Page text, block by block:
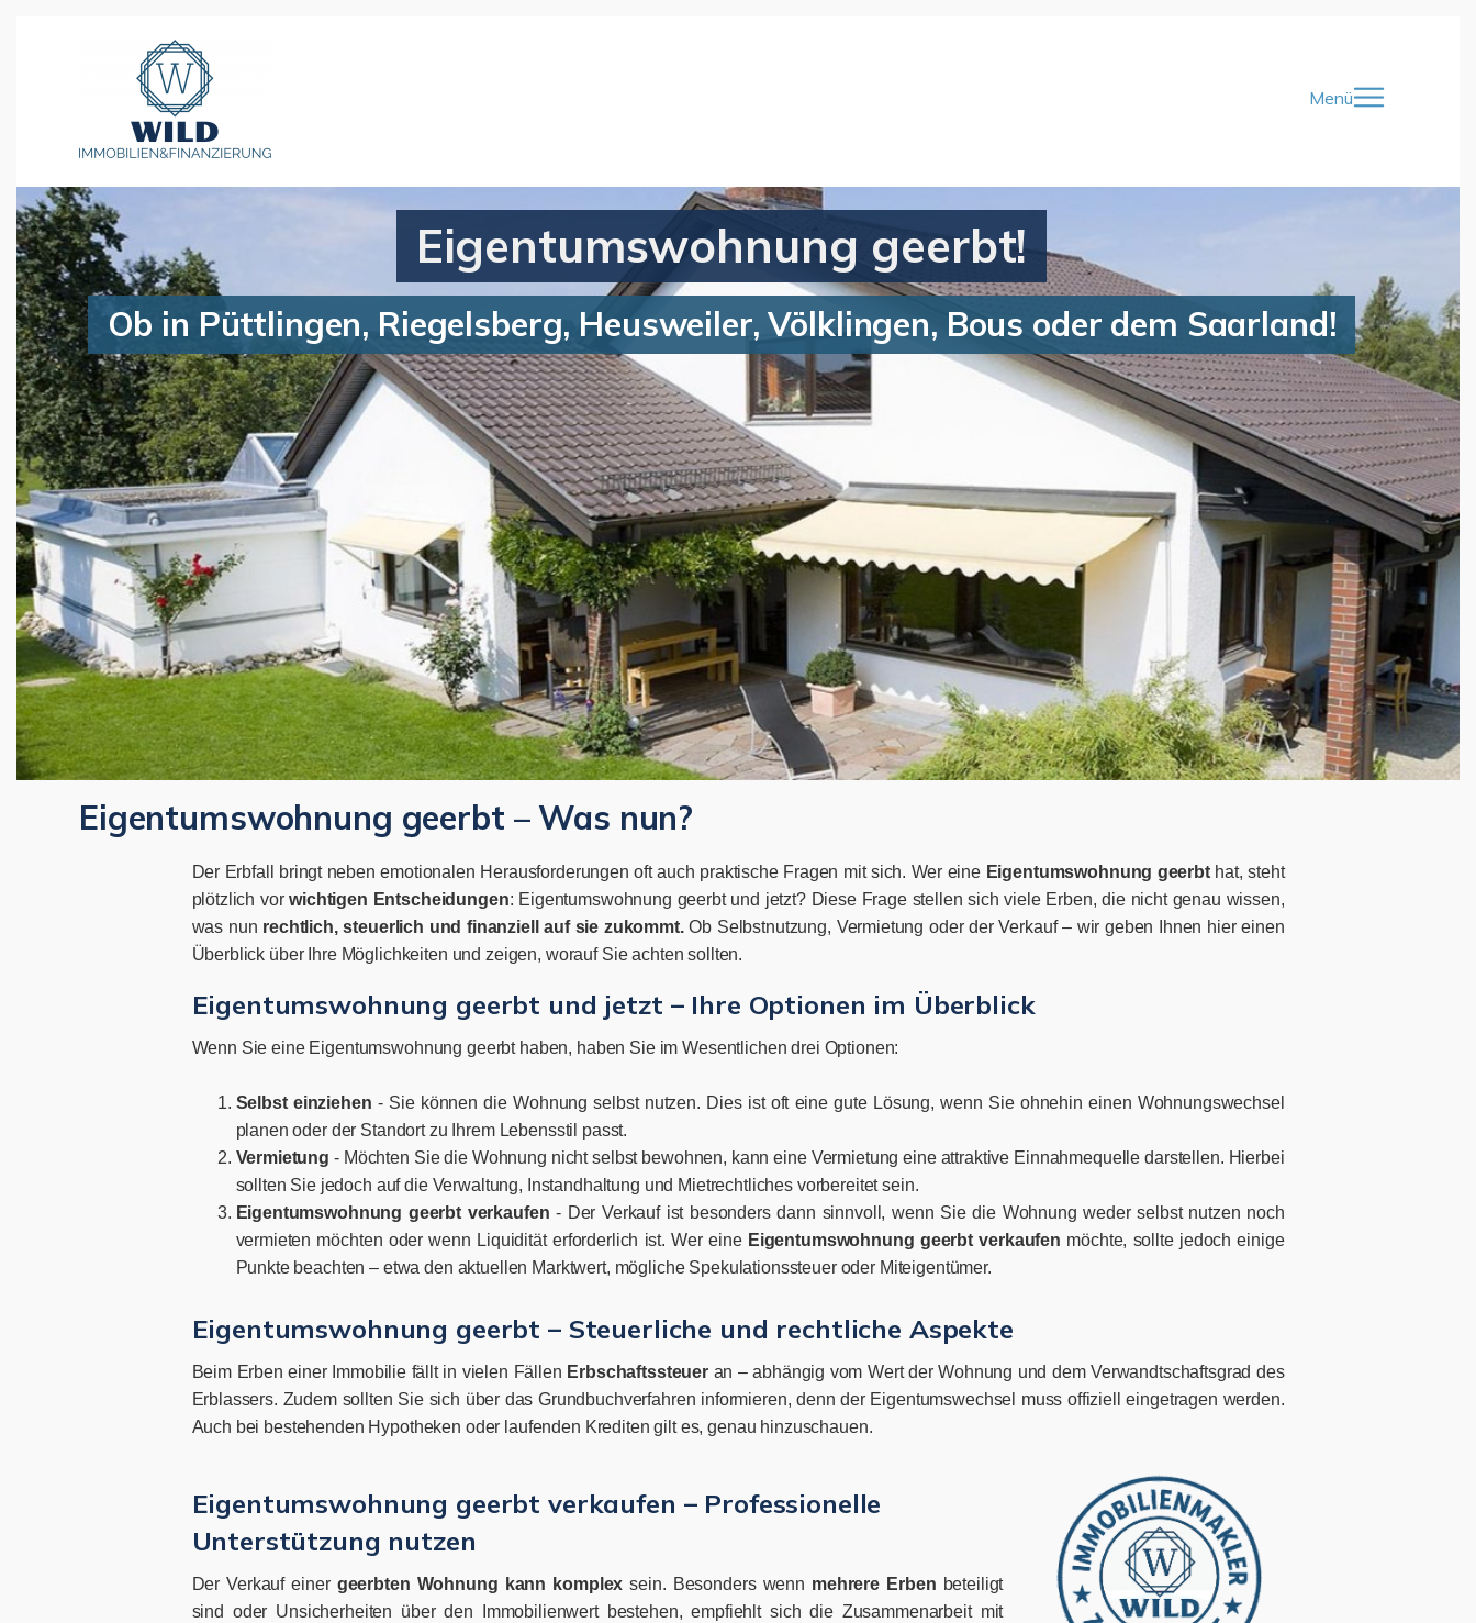
Menü
Eigentumswohnung geerbt!
Ob in Püttlingen, Riegelsberg, Heusweiler, Völklingen, Bous oder dem Saarland!
Eigentumswohnung geerbt – Was nun?
Der Erbfall bringt neben emotionalen Herausforderungen oft auch praktische Fragen mit sich. Wer eine Eigentumswohnung geerbthat, steht
plötzlich vorwichtigen Entscheidungen: Eigentumswohnung geerbt und jetzt? Diese Frage stellen sich viele Erben, die nicht genau wissen,
was nun rechtlich, steuerlich und finanziell auf sie zukommt.Ob Selbstnutzung, Vermietung oder der Verkauf – wir geben Ihnen hier einen
Überblick über Ihre Möglichkeiten und zeigen, worauf Sie achten sollten.
Eigentumswohnung geerbt und jetzt – Ihre Optionen im Überblick
Wenn Sie eine Eigentumswohnung geerbt haben, haben Sie im Wesentlichen drei Optionen:
Selbst einziehen - Sie können die Wohnung selbst nutzen. Dies ist oft eine gute Lösung, wenn Sie ohnehin einen Wohnungswechsel
planen oder der Standort zu Ihrem Lebensstil passt.
Vermietung - Möchten Sie die Wohnung nicht selbst bewohnen, kann eine Vermietung eine attraktive Einnahmequelle darstellen. Hierbei
sollten Sie jedoch auf die Verwaltung, Instandhaltung und Mietrechtliches vorbereitet sein.
Eigentumswohnung geerbt verkaufen - Der Verkauf ist besonders dann sinnvoll, wenn Sie die Wohnung weder selbst nutzen noch
vermieten möchten oder wenn Liquidität erforderlich ist. Wer eine Eigentumswohnung geerbt verkaufen möchte, sollte jedoch einige
Punkte beachten – etwa den aktuellen Marktwert, mögliche Spekulationssteuer oder Miteigentümer.
Eigentumswohnung geerbt – Steuerliche und rechtliche Aspekte
Beim Erben einer Immobilie fällt in vielen Fällen Erbschaftssteueran – abhängig vom Wert der Wohnung und dem Verwandtschaftsgrad des
Erblassers. Zudem sollten Sie sich über das Grundbuchverfahren informieren, denn der Eigentumswechsel muss offiziell eingetragen werden.
Auch bei bestehenden Hypotheken oder laufenden Krediten gilt es, genau hinzuschauen.
Eigentumswohnung geerbt verkaufen – Professionelle
Unterstützung nutzen
Der Verkauf einer geerbten Wohnung kann komplex sein. Besonders wenn mehrere Erben beteiligt
sind oder Unsicherheiten über den Immobilienwert bestehen, empfiehlt sich die Zusammenarbeit mit